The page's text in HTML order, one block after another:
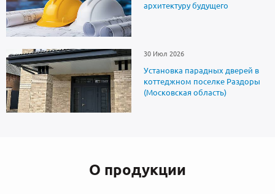
архитектуру будущего
30 Июл 2026
Установка парадных дверей в
коттеджном поселке Раздоры
(Московская область)
О продукции